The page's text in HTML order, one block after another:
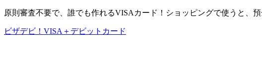
原則審査不要で、誰でも作れるVISAカード！ショッピングで使うと、
ビザデビ！VISA＋デビットカード